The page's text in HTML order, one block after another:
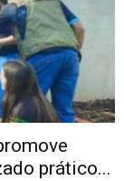
prático...